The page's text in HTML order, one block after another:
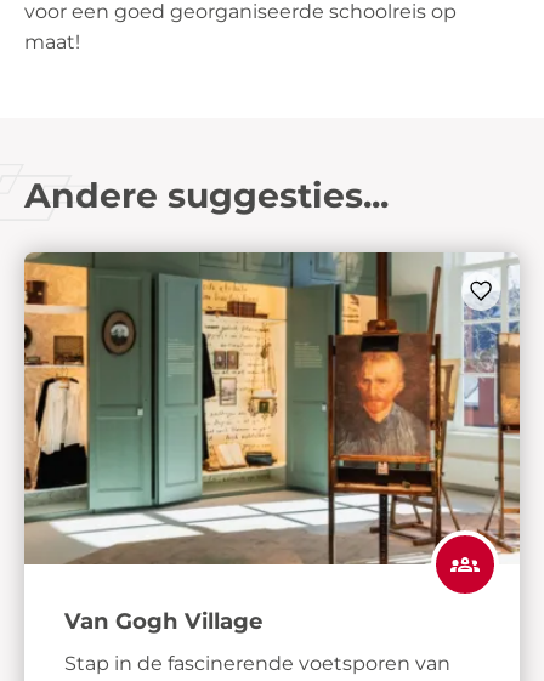
voor een goed georganiseerde schoolreis op
maat!
Andere suggesties...
Van Gogh Village
Stap in de fascinerende voetsporen van